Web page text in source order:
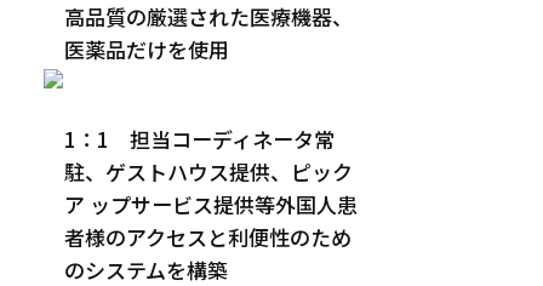
高品質の厳選された医療機器、
医薬品だけを使用
1：1 担当コーディネータ常
駐、ゲストハウス提供、ピック
ア ップサービス提供等外国人患
者様のアクセスと利便性のため
のシステムを構築